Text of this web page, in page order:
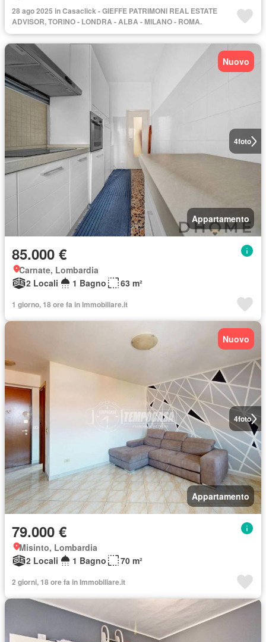
28 ago 2025 in Casaclick - GIEFFE PATRIMONI REAL ESTATE
ADVISOR, TORINO - LONDRA - ALBA - MILANO - ROMA.
4foto
Nuovo
Appartamento
85.000 €
Carnate, Lombardia
2 Locali
1 Bagno 63 m²
1 giorno, 18 ore fa in Immobiliare.it
4foto
Nuovo
Appartamento
79.000 €
Misinto, Lombardia
2 Locali
1 Bagno 70 m²
2 giorni, 18 ore fa in Immobiliare.it